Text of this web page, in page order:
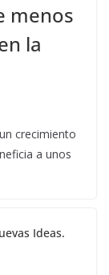
menos
la
crecimiento
a unos
Ideas.